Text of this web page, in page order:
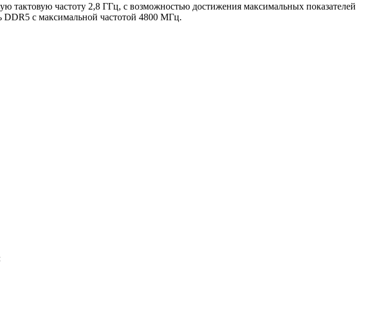
тактовую частоту 2,8 ГГц, с возможностью достижения максимальных показателей
с максимальной частотой 4800 МГц.